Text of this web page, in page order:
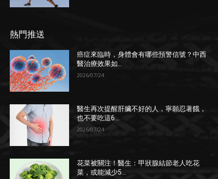
熱門推送
癌症來臨時，身體會有哪些預警信號？中西
醫治療效果如...
2026/07/24
醫生再次提醒肝臟不好的人，寧願忍著餓，
也不要吃這6...
2026/07/24
花菜被關注！醫生：甲狀腺結節老人吃花
菜，或能減少5...